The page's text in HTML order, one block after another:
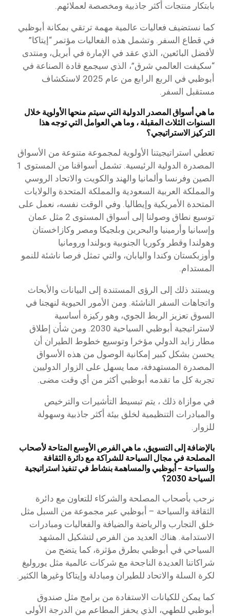
بابتكار منتجات أكثر جاذبية ومخصصة لعملائهم.
كما نستضيف فعاليات عالمية مهمة ترتقي بمكانة أبوظبي
في قطاع السفر. وتشمل هذه الفعاليات مؤتمر “إيتاكا”
لأفضل البائعين، الذي عقد في الإمارة في أبريل، ومنتدى
“سكيفت العالمي شرق”، الذي سيجمع قادة الصناعة في
أبوظبي في الربع الرابع من عام 2025 لاستكشاف
مستقبل السفر.
ما هي أسواق المصدر الدولية التي سيتم منحها الأولوية خلال
السنوات الثلاث المقبلة ، وما هي العوامل التي توجه هذا
التركيز الاستراتيجي؟
تعطي استراتيجيتنا الأولوية لمجموعة متنوعة من الأسواق
المصدرة الدولية الرئيسية. تشمل أسواقنا من المستوى 1
الصين وفرنسا وألمانيا والهند والكويت والاتحاد الروسي
والمملكة العربية السعودية والمملكة المتحدة والولايات
المتحدة الأمريكية وإيطاليا. وفي الوقت نفسه، نعمل على
توسيع نطاق وصولنا إلى أسواق المستوى 2 مثل عمان
وإسبانيا وأرمينيا والبحرين وبلجيكا ومصر وكازاخستان
وهولندا وقطر وكوريا الجنوبية وبولندا ورومانيا
وأوزبكستان وكندا واليابان، والتي تمثل فرصا ناشئة للنمو
المستدام.
ويستند ذلك إلى الرؤى المستندة إلى البيانات والأبحاث
واتجاهات السفر الناشئة. ومن الأمور الحيوية لنهجنا في
السوق تعزيز الربط الجوي، وهو ركيزة أساسية
لاستراتيجية أبوظبي السياحية 2030. ومن شأن إطلاق
مطار زايد الدولي مؤخرا وتوسيع خطوط الطيران أن
يحسن بشكل كبير إمكانية الوصول من هذه الأسواق
المصدرة المستهدفة، مما يسهل على الزوار الدوليين
تجربة كل ما تقدمه أبوظبي أكثر من أي وقت مضى.
في موازاة ذلك ، يتم تبسيط التأشيرات والترخيص
والمبادرات التنظيمية لخلق بيئة أكثر جاذبية وسهولة
للزوار.
بالإضافة إلى التسويق، ما هي الفرص الأوسع المتاحة لأصحاب
المصلحة في مجال السياحة للشراكة مع دائرة الثقافة
والسياحة – أبوظبي والمساهمة بنشاط في تنفيذ استراتيجية
السياحة 2030؟
نرحب بأصحاب المصلحة والشركاء للتعاون مع دائرة
الثقافة والسياحة – أبوظبي عبر مجموعة من السبل مثل
خلق التجارب والرياضة والضيافة والفعاليات ومبادرات
الاستدامة. هناك العديد من الفرص لتشكيل المشهد
السياحي في أبوظبي بطرق مؤثرة، كما يتضح من
شراكاتنا العديدة الناجحة مع شركات عالمية مثل يوروليغ
لكرة السلة والاتحاد للطيران ومبادلة وإيتاكا وغيرها الكثير.
كما يمكن للكيانات الاستفادة من برامج مثل صندوق
أبوظبي للطهي، الذي يحفز المطاعم من الدرجة الأولى